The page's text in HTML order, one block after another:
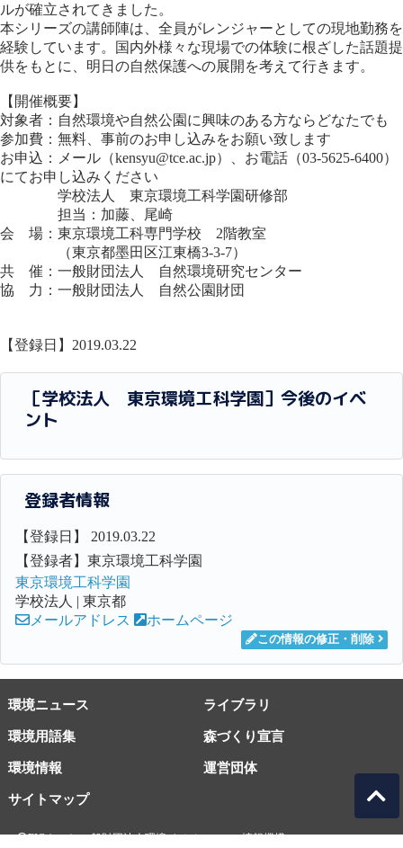
ルが確立されてきました。
本シリーズの講師陣は、全員がレンジャーとしての現地勤務を
経験しています。国内外様々な現場での体験に根ざした話題提
供をもとに、明日の自然保護への展開を考えて行きます。
【開催概要】
対象者：自然環境や自然公園に興味のある方ならどなたでも
参加費：無料、事前のお申し込みをお願い致します
お申込：メール（kensyu@tce.ac.jp）、お電話（03-5625-6400）
にてお申し込みください
学校法人 東京環境工科学園研修部
担当：加藤、尾崎
会 場：東京環境工科専門学校 2階教室
（東京都墨田区江東橋3-3-7）
共 催：一般財団法人 自然環境研究センター
協 力：一般財団法人 自然公園財団
【登録日】2019.03.22
［学校法人 東京環境工科学園］今後のイベ
ント
登録者情報
【登録日】 2019.03.22
【登録者】東京環境工科学園
東京環境工科学園
学校法人 | 東京都
メールアドレス
ホームページ
この情報の修正・削除
環境ニュース ライブラリ
環境用語集 森づくり宣言
環境情報
サイトマップ
運営団体
EICネット 一般財団法人環境イノベーション情報機構